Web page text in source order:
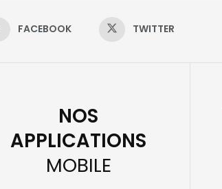
FACEBOOK TWITTER
NOS
APPLICATIONS
MOBILE